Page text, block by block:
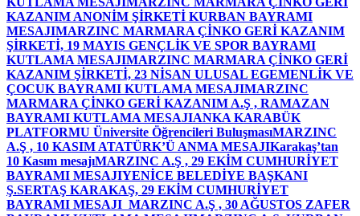
KAZANIM ANONİM ŞİRKETİ KURBAN BAYRAMI
MESAJIMARZINC MARMARA ÇİNKO GERİ KAZANIM
ŞİRKETİ, 19 MAYIS GENÇLİK VE SPOR BAYRAMI
KUTLAMA MESAJIMARZINC MARMARA ÇİNKO GERİ
KAZANIM ŞİRKETİ, 23 NİSAN ULUSAL EGEMENLİK VE
ÇOCUK BAYRAMI KUTLAMA MESAJIMARZINC
MARMARA ÇİNKO GERİ KAZANIM A.Ş , RAMAZAN
BAYRAMI KUTLAMA MESAJIANKA KARABÜK
PLATFORMU Üniversite Öğrencileri BuluşmasıMARZINC
A.Ş , 10 KASIM ATATÜRK’Ü ANMA MESAJIKarakaş’tan
10 Kasım mesajıMARZINC A.Ş , 29 EKİM CUMHURİYET
BAYRAMI MESAJIYENİCE BELEDİYE BAŞKANI
Ş.SERTAŞ KARAKAŞ, 29 EKİM CUMHURİYET
BAYRAMI MESAJI MARZINC A.Ş , 30 AĞUSTOS ZAFER